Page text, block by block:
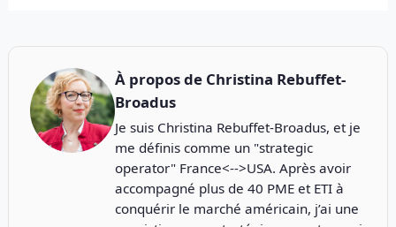
À propos de Christina Rebuffet-
Broadus
Je suis Christina Rebuffet-Broadus, et je
me définis comme un "strategic
operator" France<-->USA. Après avoir
accompagné plus de 40 PME et ETI à
conquérir le marché américain, j’ai une